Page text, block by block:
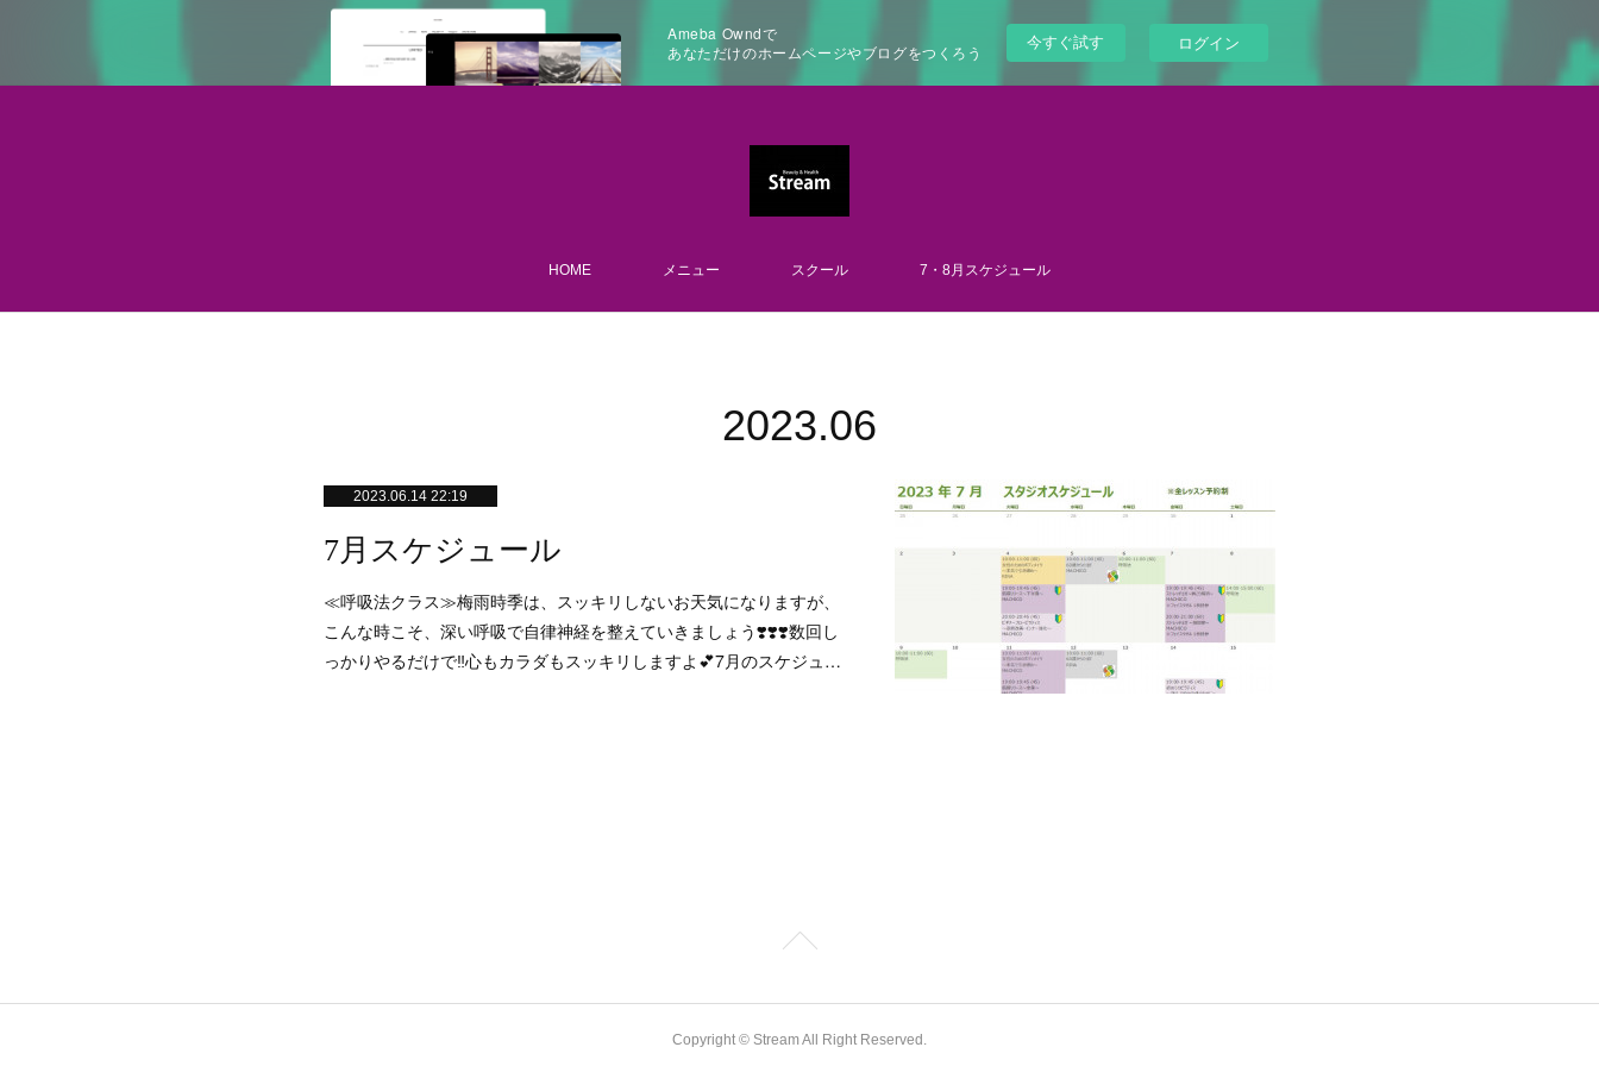
Ameba Owndで
あなただけのホームページやブログをつくろう
今すぐ試す ログイン
HOME メニュー スクール 7・8月スケジュール
2023.06
2023.06.14 22:19
7月スケジュール
≪呼吸法クラス≫梅雨時季は、スッキリしないお天気になりますが、
こんな時こそ、深い呼吸で自律神経を整えていきましょう❣️❣️❣️数回し
っかりやるだけで‼️心もカラダもスッキリしますよ💕7月のスケジュ…
Copyright © Stream All Right Reserved.